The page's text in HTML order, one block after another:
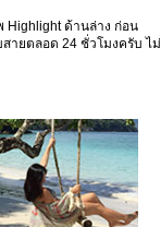
Highlight ด้านล่าง ก่อน
ายตลอด 24 ชั่วโมงครับ ไม่